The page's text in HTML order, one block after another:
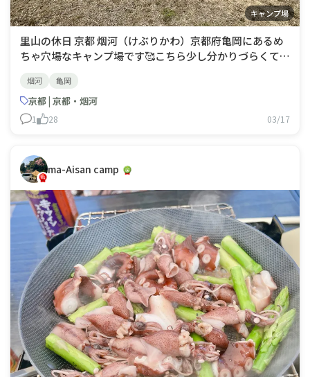
キャンプ場
里山の休日 京都 烟河（けぶりかわ）​京都府亀岡にあるめ
ちゃ穴場なキャンプ場です🥰こちら少し分かりづらくて
式名称は『Satoyama glampark』です⛺️宿泊施設内の広
場で炊事場にトイレはもちろん、無料の足湯もありヤギも
います😘💖🐐
烟河 亀岡
京都 | 京都・烟河
1 28 03/17
ma-Aisan camp